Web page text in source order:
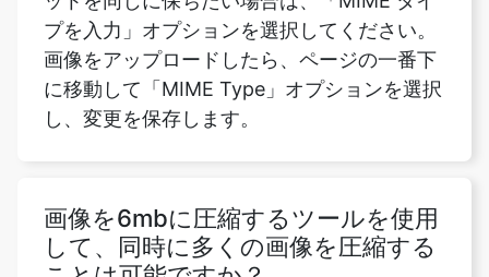
し、変更を保存します。
画像を6mbに圧縮するツールを使用
はい、画像を6mbに圧縮するツールを使用し
て白黒画像を圧縮できます。